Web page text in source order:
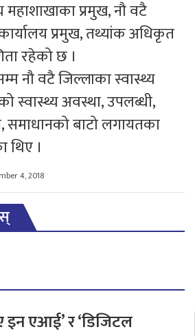
महाशाखाका प्रमुख, नौ वटै
प्रमुख, तथ्यांक अधिकृत
रहेको छ ।
नौ वटै जिल्लाका स्वास्थ्य
स्वास्थ्य अवस्था, उपलब्धी,
समाधानको बाटो लगायतका
थिए ।
4, 2018
इन एआई’ र ‘डिजिटल